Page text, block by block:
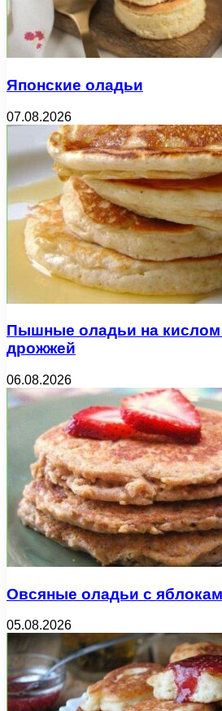
Японские оладьи
07.08.2026
Пышные оладьи на кислом
дрожжей
06.08.2026
Овсяные оладьи с
05.08.2026